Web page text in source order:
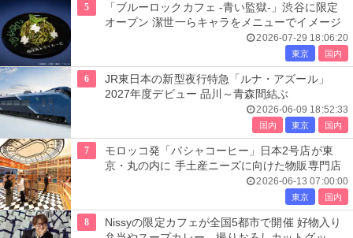
5
「ブルーロックカフェ -青い監獄-」渋谷に限定
オープン 潔世一らキャラをメニューでイメージ
2026-07-29 18:06:20
東京 国内
6
JR東日本の新型夜行特急「ルナ・アズール」
2027年度デビュー 品川～青森間結ぶ
2026-06-09 18:52:33
国内 東京 国内
7
モロッコ発「バシャコーヒー」日本2号店が東
京・丸の内に 手土産ニーズに向けた物販専門店
2026-06-13 07:00:00
東京 国内
8
Nissyの限定カフェが全国5都市で開催 好物入り